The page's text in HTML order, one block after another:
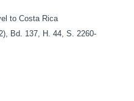
to Costa Rica
Bd. 137, H. 44, S. 2260-